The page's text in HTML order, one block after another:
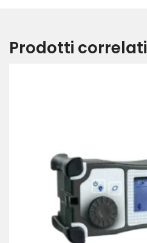
Prodotti correlati